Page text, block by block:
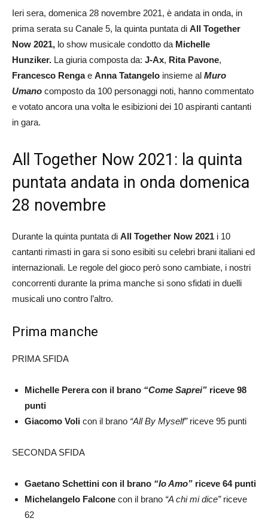
Ieri sera, domenica 28 novembre 2021, è andata in onda, in
prima serata su Canale 5, la quinta puntata di All Together
Now 2021, lo show musicale condotto da Michelle
Hunziker. La giuria composta da: J-Ax, Rita Pavone,
Francesco Rengae Anna Tatangelo insieme al Muro
Umano composto da 100 personaggi noti, hanno commentato
e votato ancora una volta le esibizioni dei 10 aspiranti cantanti
in gara.
All Together Now 2021: la quinta
puntata andata in onda domenica
28 novembre
Durante la quinta puntata di All Together Now 2021 i 10
cantanti rimasti in gara si sono esibiti su celebri brani italiani ed
internazionali. Le regole del gioco però sono cambiate, i nostri
concorrenti durante la prima manche si sono sfidati in duelli
musicali uno contro l’altro.
Prima manche
PRIMA SFIDA
Michelle Perera con il brano “Come Saprei” riceve 98
punti
Giacomo Voli con il brano “All By Myself”riceve 95 punti
SECONDA SFIDA
Gaetano Schettini con il brano “Io Amo” riceve 64 punti
Michelangelo Falcone con il brano “A chi mi dice”riceve
62